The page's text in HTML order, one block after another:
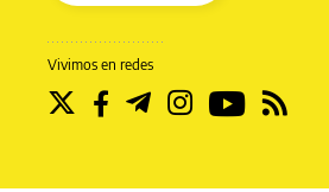
Vivimos en redes